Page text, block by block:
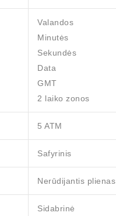
Valandos
Minutės
Sekundės
Data
GMT
2 laiko zonos
5 ATM
Safyrinis
Nerūdijantis plienas
Sidabrinė